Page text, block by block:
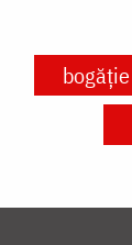
bogăție